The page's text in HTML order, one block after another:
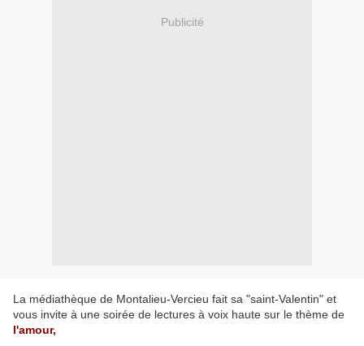
Publicité
La médiathèque de Montalieu-Vercieu fait sa "saint-Valentin" et
vous invite à une soirée de lectures à voix haute sur le thème de
l'amour,